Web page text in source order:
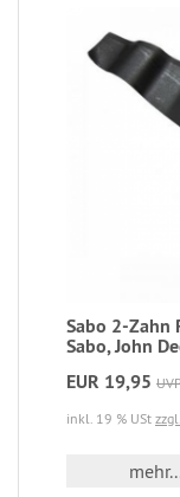
Sabo 2-Zahn
Sabo, John
EUR 19,95
inkl. 19 % USt